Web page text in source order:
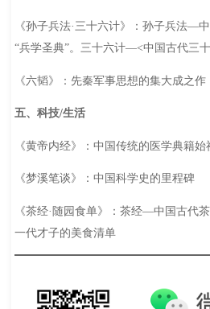
《孙子兵法·三十六计》：孙子兵法—
“兵学圣典”。三十六计—<中国古代三
《六韬》：先秦军事思想的集大成之作
五、科技/生活
《黄帝内经》：中国传统的医学典籍始
《梦溪笔谈》：中国科学史的里程碑
《茶经·随园食单》：茶经—中国古代
一代才子的美食清单